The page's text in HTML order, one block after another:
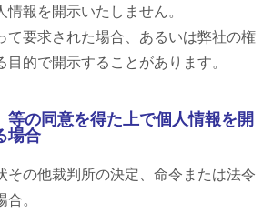
報を開示いたしません。
て要求された場合、あるいは弊社の権
的で開示することがあります。
等の同意を得た上で個人情報を開
場合
その他裁判所の決定、命令または法令
。